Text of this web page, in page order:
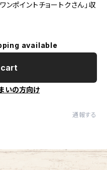
ポイントチョートクさん」収
available
いの方向け
通報する